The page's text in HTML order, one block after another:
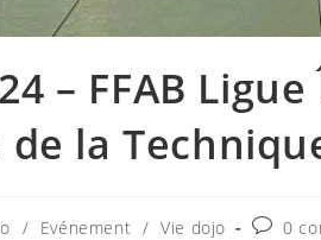
– FFAB
de la
/ Evénement / Vie dojo 0